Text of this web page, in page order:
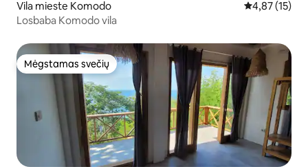
Vila mieste Komodo Vidutinis
4,87 (15)
Losbaba Komodo vila
Mėgstamas svečių
Mėgstamas svečių